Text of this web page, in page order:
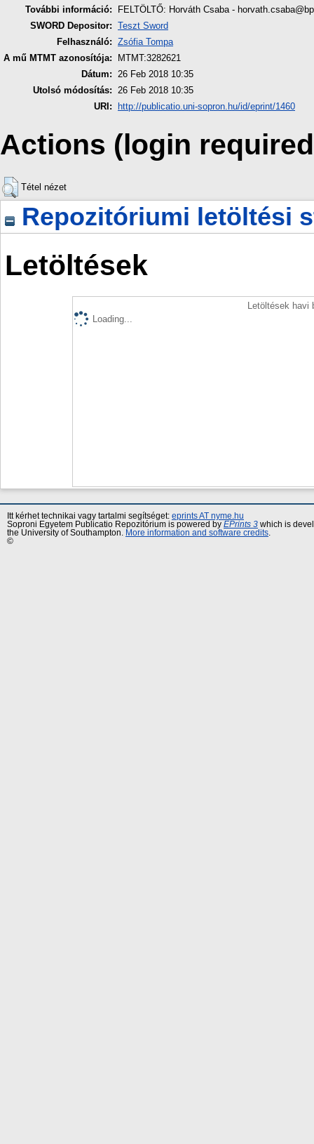
További információ:
FELTÖLTŐ: Horváth Csaba -
SWORD Depositor: Teszt Sword
Felhasználó: Zsófia Tompa
A mű MTMT azonosítója:
MTMT:3282621
Dátum: 26 Feb 2018 10:35
Utolsó módosítás: 26 Feb 2018 10:35
URI:
http://publicatio.uni-sopron.hu/id/eprint/1460
Actions (login
Tétel nézet
Repozitóriumi letöltési
Letöltések
Letöltések havi
Loading...
Itt kérhet technikai vagy tartalmi segítséget: eprints AT nyme.hu
Soproni Egyetem Publicatio Repozitórium is powered by EPrints 3 which is
the University of Southampton.
More information and software credits
©